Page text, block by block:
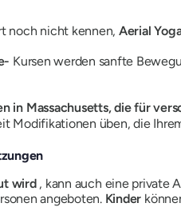
noch nicht kennen, Aerial
Kursen werden sanfte
in Massachusetts, die für
Modifikationen üben, die
wird, kann auch eine private
angeboten. Kinder